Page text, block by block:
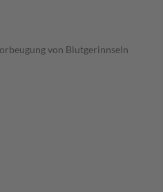
von Blutgerinnseln